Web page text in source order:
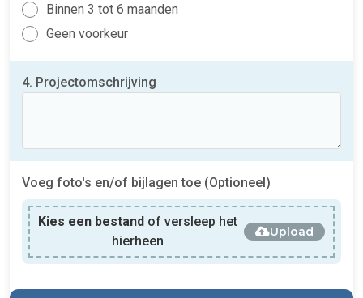
Binnen 3 tot 6 maanden
Geen voorkeur
4. Projectomschrijving
Voeg foto's en/of bijlagen toe (Optioneel)
Kies een bestand of versleep het
hierheen
Upload